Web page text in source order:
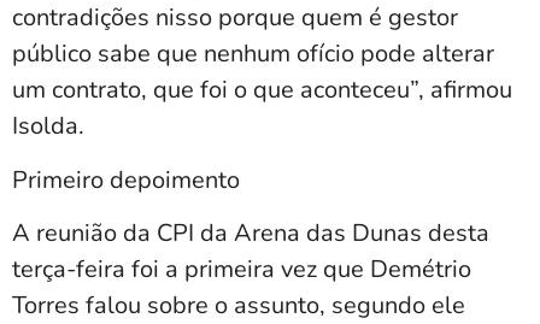
contradições nisso porque quem é gestor
público sabe que nenhum ofício pode alterar
um contrato, que foi o que aconteceu”, afirmou
Isolda.
Primeiro depoimento
A reunião da CPI da Arena das Dunas desta
terça-feira foi a primeira vez que Demétrio
Torres falou sobre o assunto, segundo ele